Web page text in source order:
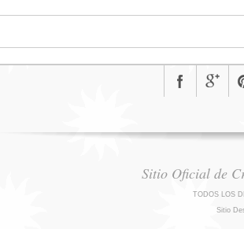
Sitio Oficial de
TODOS LOS
Sitio